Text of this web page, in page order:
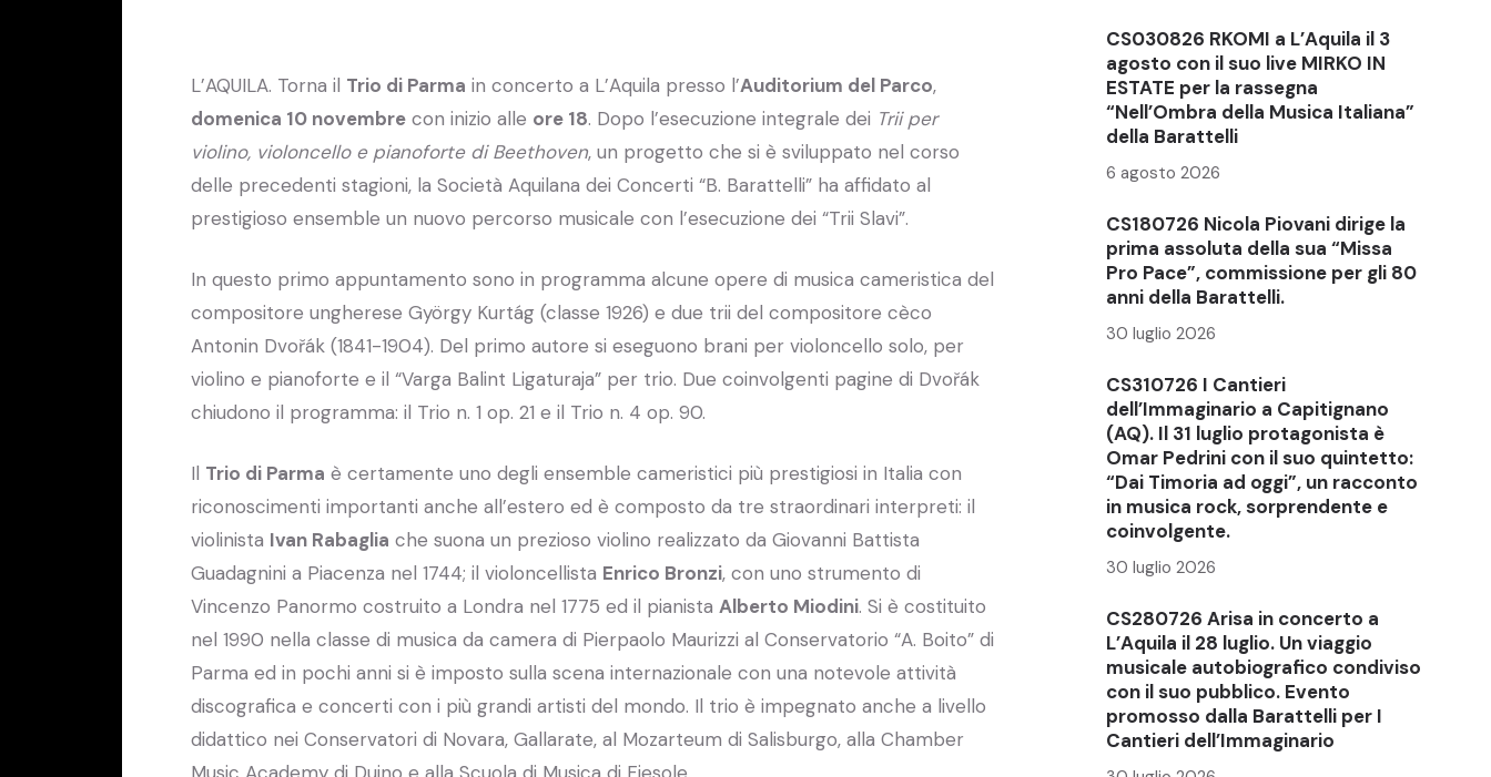
L’AQUILA. Torna il Trio di Parma in concerto a L’Aquila presso l’Auditorium del Parco,
domenica 10 novembre con inizio alle ore 18. Dopo l’esecuzione integrale dei Trii per
violino, violoncello e pianoforte di Beethoven, un progetto che si è sviluppato nel corso
delle precedenti stagioni, la Società Aquilana dei Concerti “B. Barattelli” ha affidato al
prestigioso ensemble un nuovo percorso musicale con l’esecuzione dei “Trii Slavi”.
In questo primo appuntamento sono in programma alcune opere di musica cameristica del
compositore ungherese György Kurtág (classe 1926) e due trii del compositore cèco
Antonin Dvořák (1841-1904). Del primo autore si eseguono brani per violoncello solo, per
violino e pianoforte e il “Varga Balint Ligaturaja” per trio. Due coinvolgenti pagine di Dvořák
chiudono il programma: il Trio n. 1 op. 21 e il Trio n. 4 op. 90.
Il Trio di Parma è certamente uno degli ensemble cameristici più prestigiosi in Italia con
riconoscimenti importanti anche all’estero ed è composto da tre straordinari interpreti: il
violinista Ivan Rabaglia che suona un prezioso violino realizzato da Giovanni Battista
Guadagnini a Piacenza nel 1744; il violoncellista Enrico Bronzi, con uno strumento di
Vincenzo Panormo costruito a Londra nel 1775 ed il pianista Alberto Miodini. Si è costituito
nel 1990 nella classe di musica da camera di Pierpaolo Maurizzi al Conservatorio “A. Boito” di
Parma ed in pochi anni si è imposto sulla scena internazionale con una notevole attività
discografica e concerti con i più grandi artisti del mondo. Il trio è impegnato anche a livello
didattico nei Conservatori di Novara, Gallarate, al Mozarteum di Salisburgo, alla Chamber
Music Academy di Duino e alla Scuola di Musica di Fiesole.
CS030826 RKOMI a L’Aquila il 3
agosto con il suo live MIRKO IN
ESTATE per la rassegna
“Nell’Ombra della Musica Italiana”
della Barattelli
6 agosto 2026
CS180726 Nicola Piovani dirige la
prima assoluta della sua “Missa
Pro Pace”, commissione per gli 80
anni della Barattelli.
30 luglio 2026
CS310726 I Cantieri
dell’Immaginario a Capitignano
(AQ). Il 31 luglio protagonista è
Omar Pedrini con il suo quintetto:
“Dai Timoria ad oggi”, un racconto
in musica rock, sorprendente e
coinvolgente.
30 luglio 2026
CS280726 Arisa in concerto a
L’Aquila il 28 luglio. Un viaggio
musicale autobiografico condiviso
con il suo pubblico. Evento
promosso dalla Barattelli per I
Cantieri dell’Immaginario